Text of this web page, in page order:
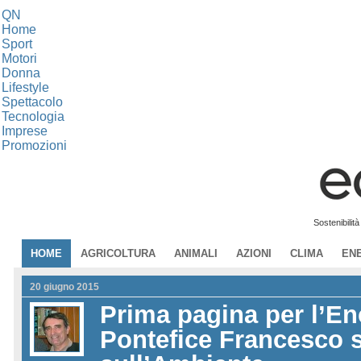
QN
Home
Sport
Motori
Donna
Lifestyle
Spettacolo
Tecnologia
Imprese
Promozioni
HOME AGRICOLTURA ANIMALI AZIONI CLIMA
20 giugno 2015
Prima pagina per
Pontefice Francesco